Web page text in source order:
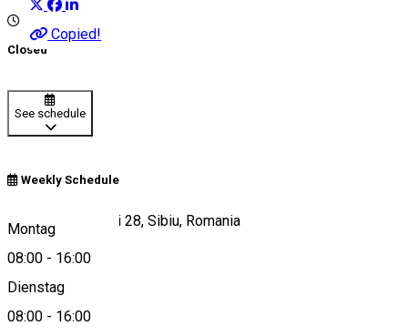
Copied!
Closed
See schedule
Weekly Schedule
Montag
08:00 - 16:00
Dienstag
08:00 - 16:00
Strada Mitropoliei 28, Sibiu, Romania
View on map